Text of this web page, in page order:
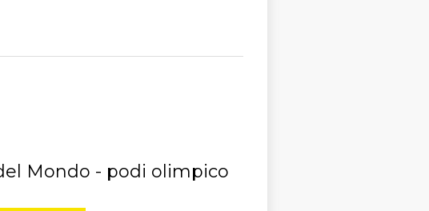
Mondo - podi olimpico